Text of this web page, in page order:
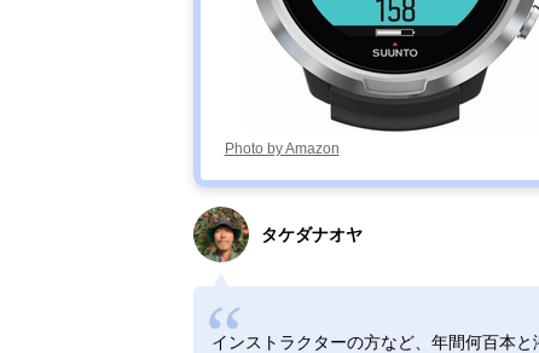
Photo by Amazon
タケダナオヤ
インストラクターの方など、年間何百本